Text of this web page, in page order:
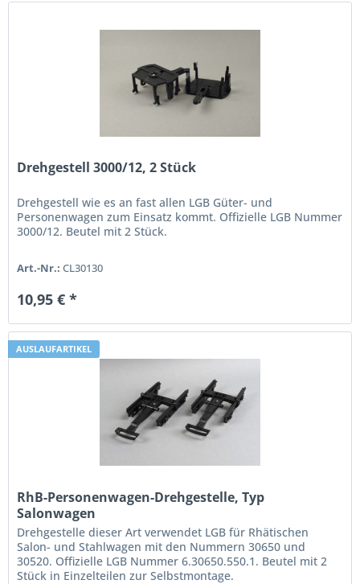
Drehgestell 3000/12, 2 Stück
Drehgestell wie es an fast allen LGB Güter- und
Personenwagen zum Einsatz kommt. Offizielle LGB Nummer
3000/12. Beutel mit 2 Stück.
Art.-Nr.: CL30130
10,95 € *
AUSLAUFARTIKEL
RhB-Personenwagen-Drehgestelle, Typ
Salonwagen
Drehgestelle dieser Art verwendet LGB für Rhätischen
Salon- und Stahlwagen mit den Nummern 30650 und
30520. Offizielle LGB Nummer 6.30650.550.1. Beutel mit 2
Stück in Einzelteilen zur Selbstmontage.